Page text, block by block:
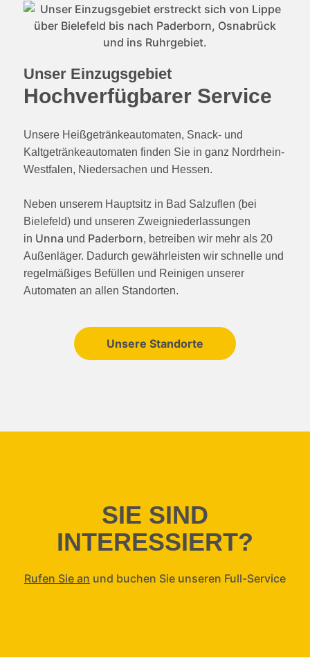
Unser Einzugsgebiet
Hoch­verfügbarer Service
Unsere Heißgetränkeautomaten, Snack- und
Kaltgetränkeautomaten finden Sie in ganz Nordrhein-
Westfalen, Niedersachen und Hessen.
Neben unserem Hauptsitz in Bad Salzuflen (bei
Bielefeld) und unseren Zweigniederlassungen
in Unna und Paderborn, betreiben wir mehr als 20
Außenläger. Dadurch gewährleisten wir schnelle und
regelmäßiges Befüllen und Reinigen unserer
Automaten an allen Standorten.
Unsere Standorte
SIE SIND
INTERESSIERT?
Rufen Sie an und buchen Sie unseren Full-Service